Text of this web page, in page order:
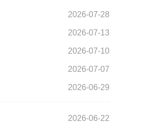
2026-07-28
2026-07-13
2026-07-10
2026-07-07
2026-06-29
2026-06-22